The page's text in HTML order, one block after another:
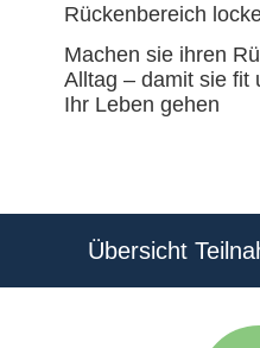
Rückenbereich
Machen sie ihren
Alltag – damit sie fit
Ihr Leben gehen
Übersicht